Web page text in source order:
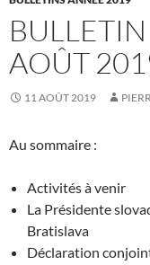
AOÛT
11 AOÛT 2019
Au sommaire :
Activités à venir
La Présidente
Bratislava
Déclaration